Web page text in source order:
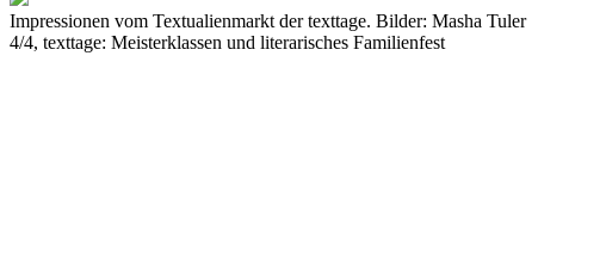
Impressionen vom Textualienmarkt der texttage. Bilder: Masha Tuler
4/4, texttage: Meisterklassen und literarisches Familienfest